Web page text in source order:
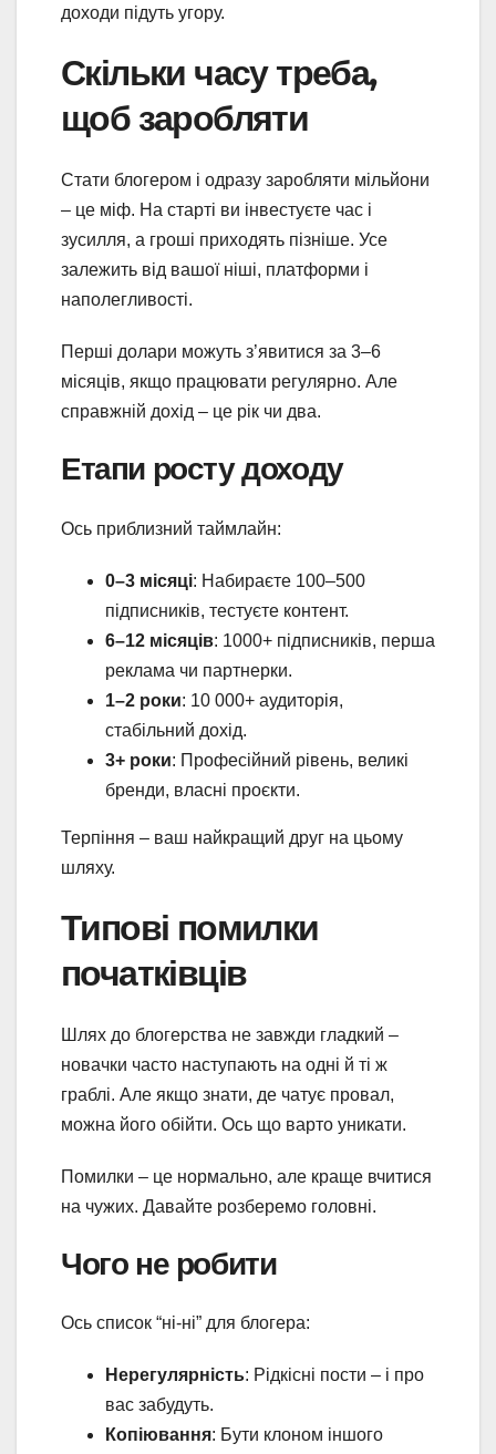
доходи підуть угору.
Скільки часу треба,
щоб заробляти
Стати блогером і одразу заробляти мільйони
– це міф. На старті ви інвестуєте час і
зусилля, а гроші приходять пізніше. Усе
залежить від вашої ніші, платформи і
наполегливості.
Перші долари можуть з’явитися за 3–6
місяців, якщо працювати регулярно. Але
справжній дохід – це рік чи два.
Етапи росту доходу
Ось приблизний таймлайн:
0–3 місяці: Набираєте 100–500
підписників, тестуєте контент.
6–12 місяців: 1000+ підписників, перша
реклама чи партнерки.
1–2 роки: 10 000+ аудиторія,
стабільний дохід.
3+ роки: Професійний рівень, великі
бренди, власні проєкти.
Терпіння – ваш найкращий друг на цьому
шляху.
Типові помилки
початківців
Шлях до блогерства не завжди гладкий –
новачки часто наступають на одні й ті ж
граблі. Але якщо знати, де чатує провал,
можна його обійти. Ось що варто уникати.
Помилки – це нормально, але краще вчитися
на чужих. Давайте розберемо головні.
Чого не робити
Ось список “ні-ні” для блогера:
Нерегулярність: Рідкісні пости – і про
вас забудуть.
Копіювання: Бути клоном іншого